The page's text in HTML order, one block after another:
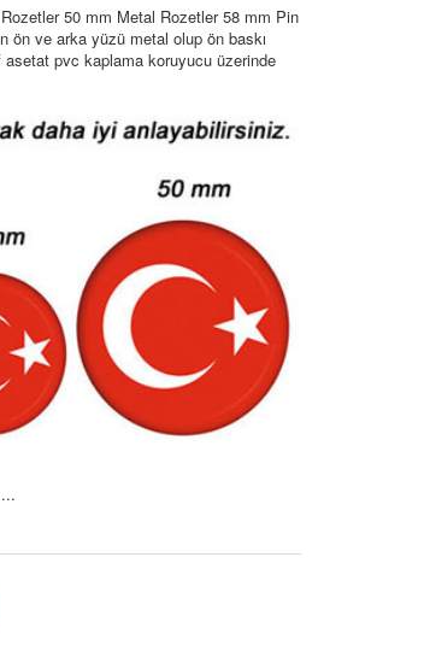
50 mm Metal Rozetler 58 mm Pin
ön ve arka yüzü metal olup ön baskı
asetat pvc kaplama koruyucu üzerinde